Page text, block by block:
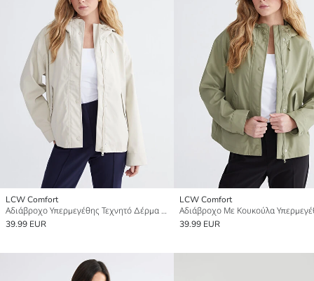
LCW Comfort
Αδιάβροχο Υπερμεγέθης Τεχνητό Δέρμα με Κουκούλα για Γυναίκες
39.99 EUR
LCW Comfort
39.99 EUR